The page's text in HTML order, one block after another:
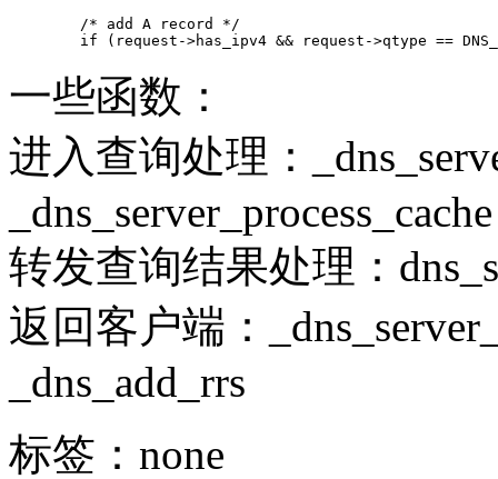
        /* add A record */
if (request->has_ipv4 && request->qtype ==
一些函数：
进入查询处理：
_dns_server_process_cache
转发查询结果处理：
返回客户端：
_dns_add_rrs
标签：none